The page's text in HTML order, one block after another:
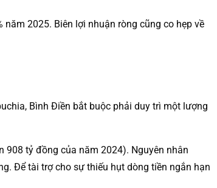
2025. Biên lợi nhuận ròng cũng co hẹp về
Bình Điền bắt buộc phải duy trì một lượng
tỷ đồng của năm 2024). Nguyên nhân
Để tài trợ cho sự thiếu hụt dòng tiền ngắn hạn